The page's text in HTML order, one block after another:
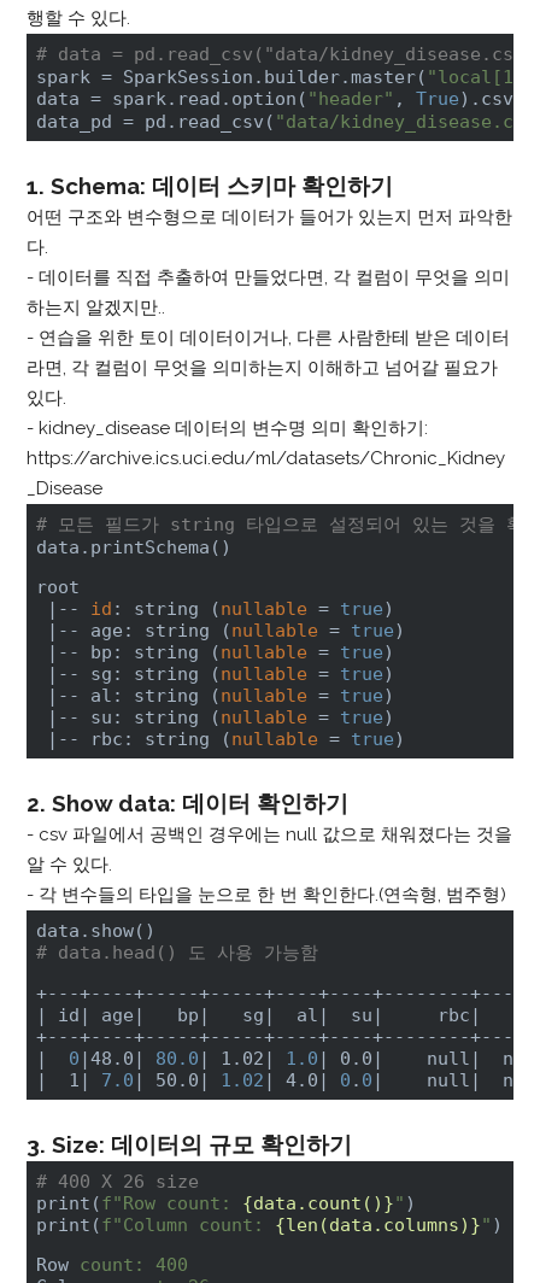
행할 수 있다.
# data = pd.read_csv("data/
spark = SparkSession.builder.master( "local[1]"
data = spark.read.option( "header" , True).csv(
data_pd = pd.read_csv( "data/
1. Schema: 데이터 스키마 확인하기
어떤 구조와 변수형으로 데이터가 들어가 있는지 먼저 파악한
다.
- 데이터를 직접 추출하여 만들었다면, 각 컬럼이 무엇을 의미
하는지 알겠지만..
- 연습을 위한 토이 데이터이거나, 다른 사람한테 받은 데이터
라면, 각 컬럼이 무엇을 의미하는지 이해하고 넘어갈 필요가
있다.
- kidney_disease 데이터의 변수명 의미 확인하기:
https://archive.ics.uci.edu/ml/datasets/Chronic_Kidney
_Disease
# 모든 필드가 string 타입으로 설정되어 있는 것을
data.printSchema()
root
|--
id : string (nullable = true)
|-- age: string (nullable = true)
|-- bp: string (nullable = true)
|-- sg: string (nullable = true)
|-- al: string (nullable = true)
|-- su: string (nullable = true)
|-- rbc: string (nullable = true)
2. Show data: 데이터 확인하기
- csv 파일에서 공백인 경우에는 null 값으로 채워졌다는 것을
알 수 있다.
- 각 변수들의 타입을 눈으로 한 번 확인한다.(연속형, 범주형)
# data.head() 도 사용 가능함
| id| age |   bp|
   sg
|  al|
  su
|     rbc|
+---+----+-----+-----+----+----+--------
|
0 |48.0| 80.0 | 1.02| 1.0 | 0.0|
    null
|
|  1|
7.0 | 50.0| 1.02 | 4.0| 0 . 0 |    null|
3. Size: 데이터의 규모 확인하기
# 400 X 26 size
print(f"Row count: {data.count()}" )
print(f"Column count: {len(data.columns)}" )
Row count: 400